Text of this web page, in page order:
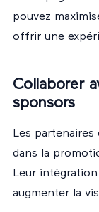
pouvez
offrir une
Collaborer
sponsors
Les
dans la
Leur
augmenter la